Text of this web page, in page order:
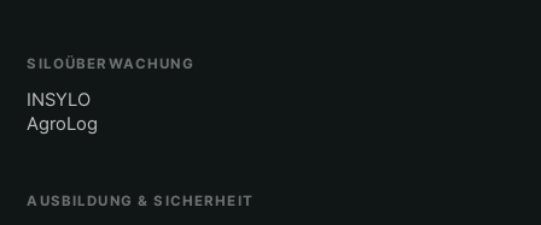
SILOÜBERWACHUNG
INSYLO
AgroLog
AUSBILDUNG & SICHERHEIT